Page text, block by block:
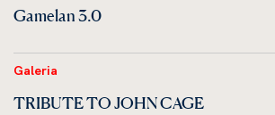
Gamelan 3.0
Galeria
TRIBUTE TO JOHN CAGE